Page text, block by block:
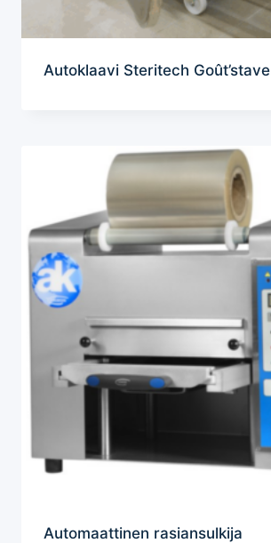
Autoklaavi Steritech Goût’stave
Automaattinen rasiansulkija